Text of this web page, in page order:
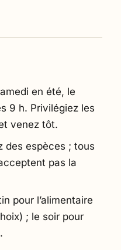
en été, le
9 h. Privilégiez les
venez tôt.
des espèces ; tous
pas la
pour l’alimentaire
; le soir pour